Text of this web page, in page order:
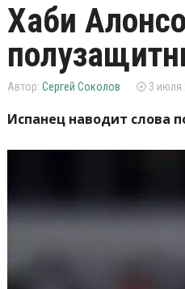
Хаби
Сергей Соколов 3 июля
Испанец наводит слова